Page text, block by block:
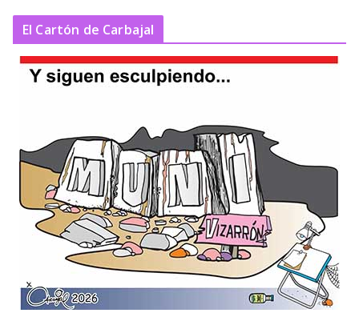
El Cartón de Carbajal